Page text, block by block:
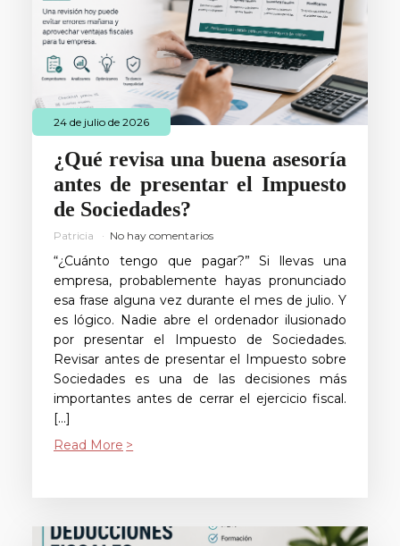
24 de julio de 2026
¿Qué revisa una buena asesoría
antes de presentar el Impuesto
de Sociedades?
Patricia No hay comentarios
“¿Cuánto tengo que pagar?” Si llevas una
empresa, probablemente hayas pronunciado
esa frase alguna vez durante el mes de julio. Y
es lógico. Nadie abre el ordenador ilusionado
por presentar el Impuesto de Sociedades.
Revisar antes de presentar el Impuesto sobre
Sociedades es una de las decisiones más
importantes antes de cerrar el ejercicio fiscal.
[…]
Read More